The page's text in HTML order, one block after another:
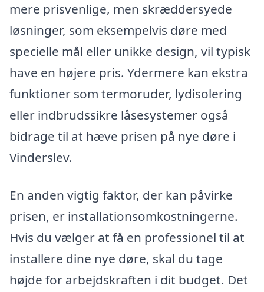
mere prisvenlige, men skræddersyede
løsninger, som eksempelvis døre med
specielle mål eller unikke design, vil typisk
have en højere pris. Ydermere kan ekstra
funktioner som termoruder, lydisolering
eller indbrudssikre låsesystemer også
bidrage til at hæve prisen på nye døre i
Vinderslev.
En anden vigtig faktor, der kan påvirke
prisen, er installationsomkostningerne.
Hvis du vælger at få en professionel til at
installere dine nye døre, skal du tage
højde for arbejdskraften i dit budget. Det